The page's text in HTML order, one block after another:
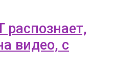
распознает,
видео, с